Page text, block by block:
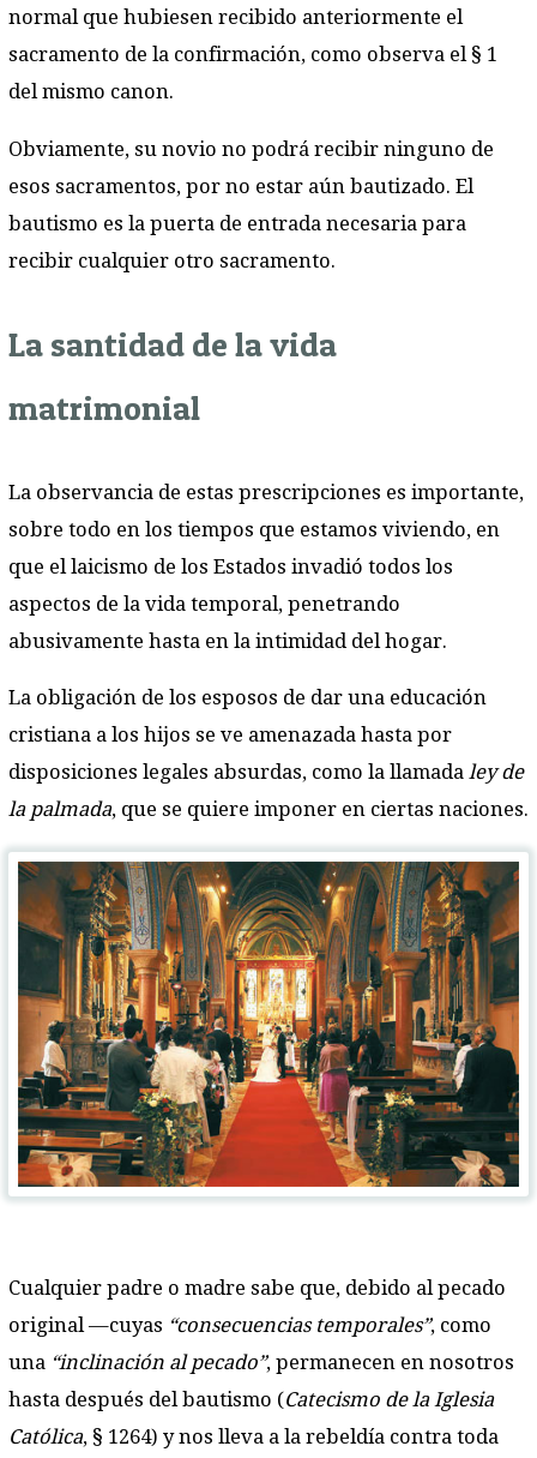
normal que hubiesen recibido anteriormente el
sacramento de la confirmación, como observa el § 1
del mismo canon.
Obviamente, su novio no podrá recibir ninguno de
esos sacramentos, por no estar aún bautizado. El
bautismo es la puerta de entrada necesaria para
recibir cualquier otro sacramento.
La santidad de la vida
matrimonial
La observancia de estas prescripciones es importante,
sobre todo en los tiempos que estamos viviendo, en
que el laicismo de los Estados invadió todos los
aspectos de la vida temporal, penetrando
abusivamente hasta en la intimidad del hogar.
La obligación de los esposos de dar una educación
cristiana a los hijos se ve amenazada hasta por
disposiciones legales absurdas, como la llamada ley de
la palmada, que se quiere imponer en ciertas naciones.
Cualquier padre o madre sabe que, debido al pecado
original —cuyas “consecuencias temporales”, como
una “inclinación al pecado”, permanecen en nosotros
hasta después del bautismo (Catecismo de la Iglesia
Católica, § 1264) y nos lleva a la rebeldía contra toda